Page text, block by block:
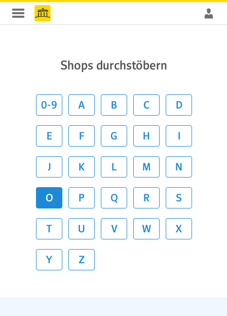
Shops durchstöbern
0-9 A B C D
E F G H I
J K L M N
O P Q R S
T U V W X
Y Z